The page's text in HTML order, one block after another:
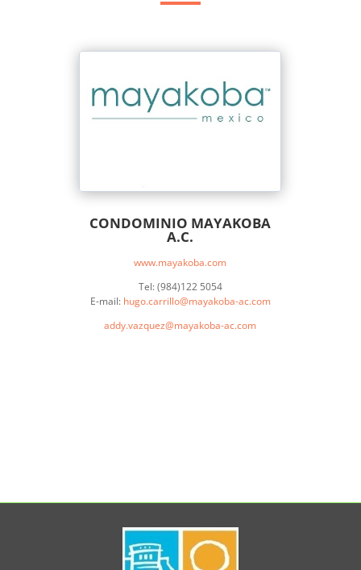
CONDOMINIO MAYAKOBA
A.C.
www.mayakoba.com
Tel: (984)122 5054
E-mail: hugo.carrillo@mayakoba-ac.com
addy.vazquez@mayakoba-ac.com